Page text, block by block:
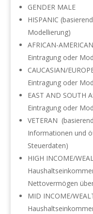
GENDER MALE
HISPANIC
Modellierung)
AFRICAN-
Eintragung oder
CAUCASIAN/
Eintragung oder
EAST AND SOUTH
Eintragung oder
VETERAN
Informationen und
Steuerdaten)
HIGH INCOME/
Nettovermögen
MID INCOME/